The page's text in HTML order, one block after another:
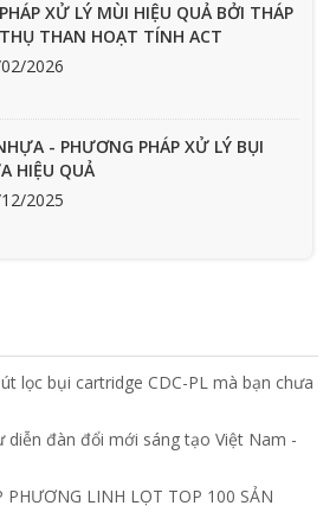
XỬ LÝ MÙI HIỆU QUẢ BỞI THÁP
THAN HOẠT TÍNH ACT
2026
- PHƯƠNG PHÁP XỬ LÝ BỤI
HIỆU QUẢ
2025
2025
2025
lọc bụi cartridge CDC-PL mà bạn chưa
diễn đàn đổi mới sáng tạo Việt Nam -
PHƯƠNG LINH LỌT TOP 100 SẢN